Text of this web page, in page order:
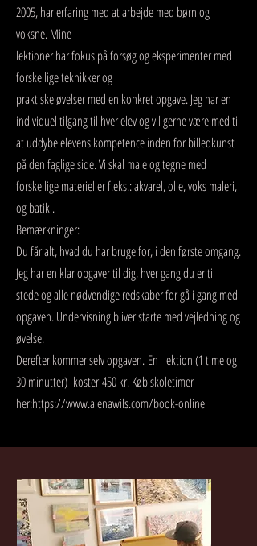
2005, har erfaring med at arbejde med børn og
voksne. Mine
lektioner har fokus på forsøg og eksperimenter med
forskellige teknikker og
praktiske øvelser med en konkret opgave. Jeg har en
individuel tilgang til hver elev og vil gerne være med til
at uddybe elevens kompetence inden for billedkunst
på den faglige side. Vi skal male og tegne med
forskellige materieller f.eks.: akvarel, olie, voks maleri,
og batik .
Bemærkninger:
Du får alt, hvad du har bruge for, i den første omgang.
Jeg har en klar opgaver til dig, hver gang du er til
stede og alle nødvendige redskaber for gå i gang med
opgaven. Undervisning bliver starte med vejledning og
øvelse.
Derefter kommer selv opgaven. En lektion (1 time og
30 minutter) koster450 kr. Køb skoletimer
her:https://www.alenawils.com/book-online